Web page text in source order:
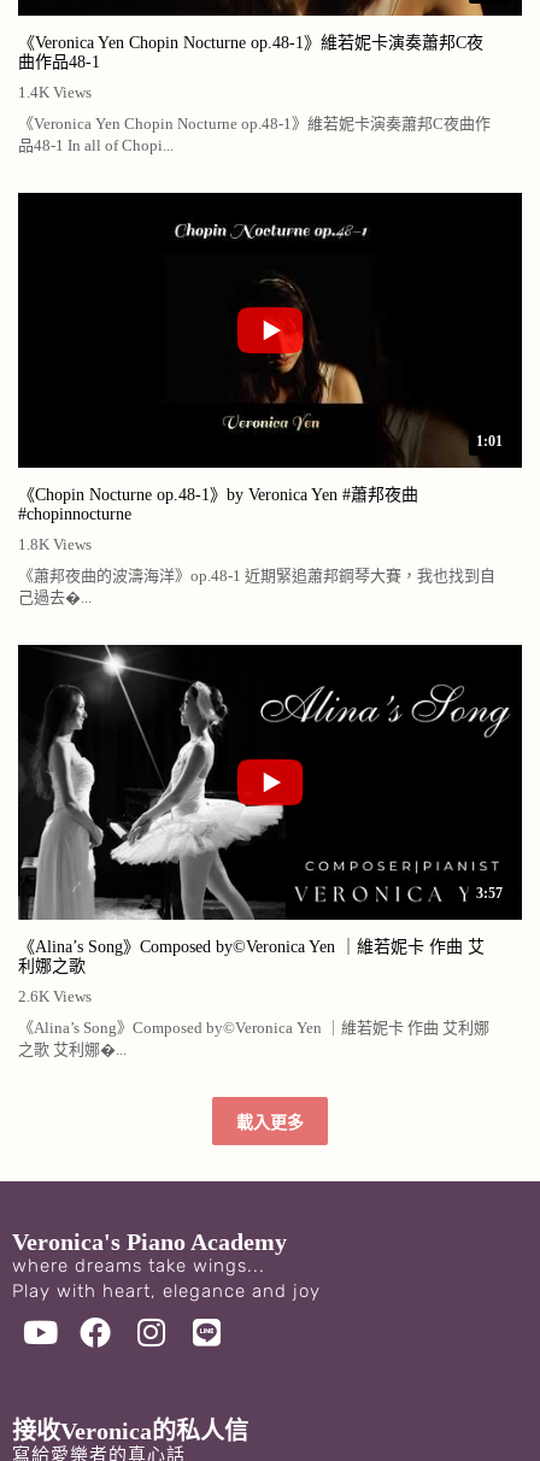
《Veronica Yen Chopin Nocturne op.48-1》維若妮卡演奏蕭邦C夜
曲作品48-1
1.4K Views
《Veronica Yen Chopin Nocturne op.48-1》維若妮卡演奏蕭邦C夜曲作
品48-1 In all of Chopi...
1:01
《Chopin Nocturne op.48-1》by Veronica Yen #蕭邦夜曲
#chopinnocturne
1.8K Views
《蕭邦夜曲的波濤海洋》op.48-1 近期緊追蕭邦鋼琴大賽，我也找到自
己過去�...
3:57
《Alina’s Song》Composed by©️Veronica Yen ｜維若妮卡 作曲 艾
利娜之歌
2.6K Views
《Alina’s Song》Composed by©️Veronica Yen ｜維若妮卡 作曲 艾利娜
之歌 艾利娜�...
載入更多
Veronica's Piano Academy
where dreams take wings...
Play with heart, elegance and joy
接收Veronica的私人信
寫給愛樂者的真心話